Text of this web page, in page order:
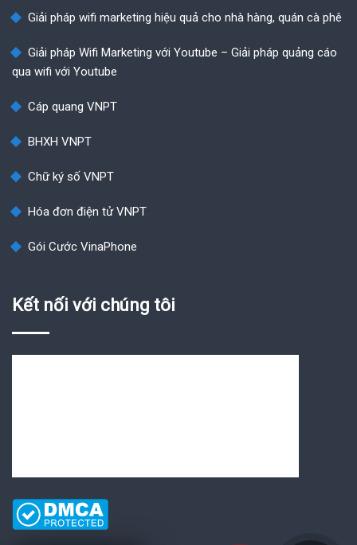
Giải pháp wifi marketing hiệu quả cho nhà hàng, quán cà phê
Giải pháp Wifi Marketing với Youtube – Giải pháp quảng cáo
qua wifi với Youtube
Cáp quang VNPT
BHXH VNPT
Chữ ký số VNPT
Hóa đơn điện tử VNPT
Gói Cước VinaPhone
Kết nối với chúng tôi